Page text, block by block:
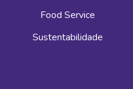
Food Service
Sustentabilidade